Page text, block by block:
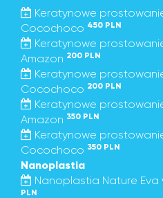
Keratynowe
Cocochoco 450 PLN
Keratynowe
Amazon 200 PLN
Keratynowe
Cocochoco 200 PLN
Keratynowe
Amazon 350 PLN
Keratynowe
Cocochoco 350 PLN
Nanoplastia
Nanoplastia Nature Eva
PLN